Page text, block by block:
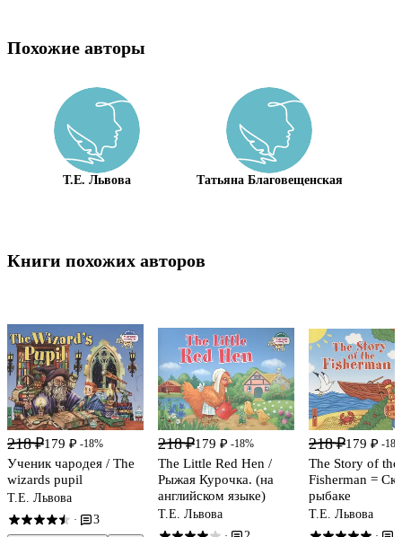
Похожие авторы
Т.Е. Львова Татьяна Благовещенская
Книги похожих авторов
218 ₽179 ₽ -18%
Ученик чародея / The
wizards pupil
Т.Е. Львова
· 3
218 ₽179 ₽ -18%
The Little Red Hen /
Рыжая Курочка. (на
английском языке)
Т.Е. Львова
218 ₽179 ₽ -
The Story of the
Fisherman =
рыбаке
Т.Е. Львова